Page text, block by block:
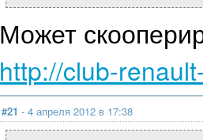
Может
http://club-
#21 - 4 апреля 2012 в 17:38